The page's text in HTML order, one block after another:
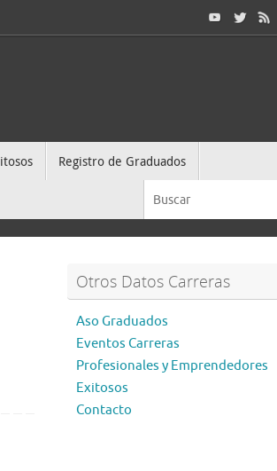
Registro de Graduados
Otros Datos Carreras
Aso Graduados
Eventos Carreras
Profesionales y Emprendedores
Exitosos
Contacto